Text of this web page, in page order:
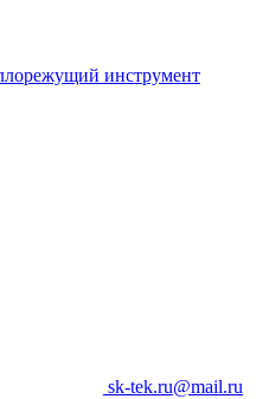
sk-tek.ru@mail.ru